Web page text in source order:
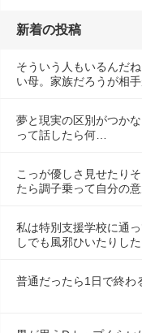
新着の投稿
そういう人もいるんだ
い母。家族だろうが相
夢と現実の区別がつか
って話したら何…
こっが優しさ見せたり
たら調子乗って自分の
私は特別支援学校に通
しでも風邪ひいたりし
普通だったら1日で終わ